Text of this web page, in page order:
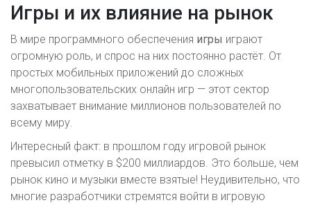
Игры и их влияние на рынок
В мире программного обеспечения игры играют
огромную роль, и спрос на них постоянно растёт. От
простых мобильных приложений до сложных
многопользовательских онлайн игр — этот сектор
захватывает внимание миллионов пользователей по
всему миру.
Интересный факт: в прошлом году игровой рынок
превысил отметку в $200 миллиардов. Это больше, чем
рынок кино и музыки вместе взятые! Неудивительно, что
многие разработчики стремятся войти в игровую